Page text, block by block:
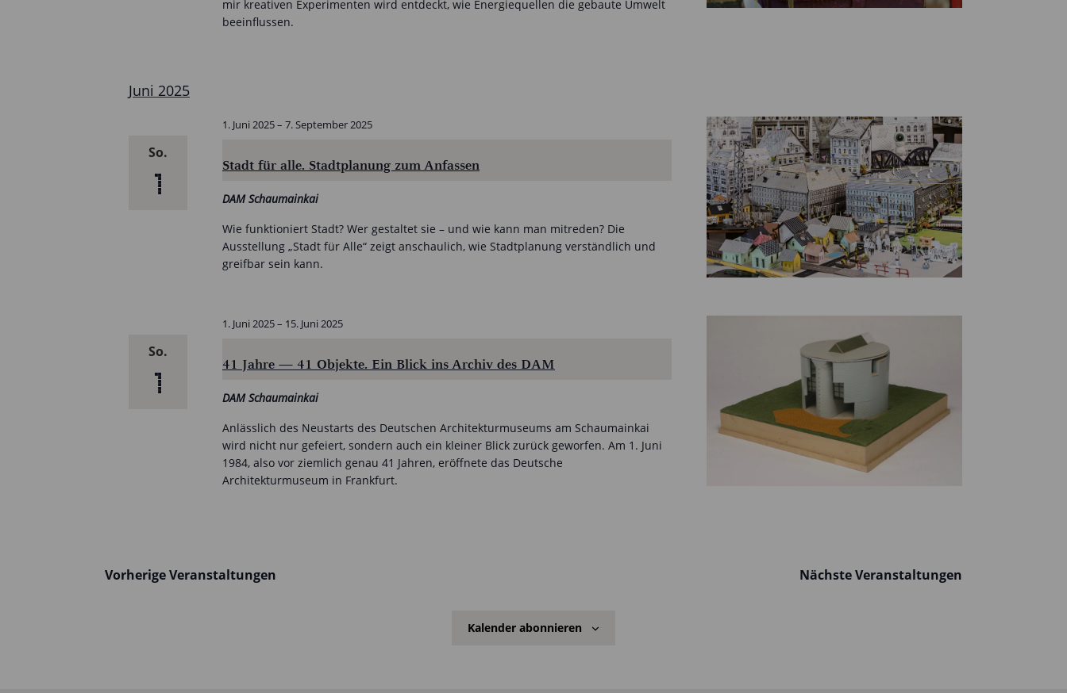
mir kreativen Experimenten wird entdeckt, wie Energiequellen die gebaute Umwelt
beeinflussen.
Juni 2025
So.
1
Stadt für alle. Stadtplanung zum Anfassen
1. Juni 2025– 7. September 2025
DAM Schaumainkai
Wie funktioniert Stadt? Wer gestaltet sie – und wie kann man mitreden? Die
Ausstellung „Stadt für Alle“ zeigt anschaulich, wie Stadtplanung verständlich und
greifbar sein kann.
So.
1
41 Jahre — 41 Objekte. Ein Blick ins Archiv des DAM
1. Juni 2025– 15. Juni 2025
DAM Schaumainkai
Anlässlich des Neustarts des Deutschen Architekturmuseums am Schaumainkai
wird nicht nur gefeiert, sondern auch ein kleiner Blick zurück geworfen. Am 1. Juni
1984, also vor ziemlich genau 41 Jahren, eröffnete das Deutsche
Architekturmuseum in Frankfurt.
VorherigeVeranstaltungen NächsteVeranstaltungen
Kalender abonnieren